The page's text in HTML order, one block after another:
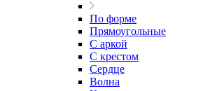
По форме
Прямоугольные
С аркой
С крестом
Сердце
Волна